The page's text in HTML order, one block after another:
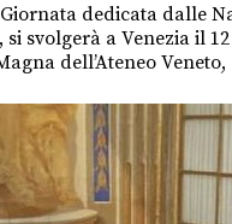
dedicata dalle
svolgerà a Venezia il
dell’Ateneo Veneto,